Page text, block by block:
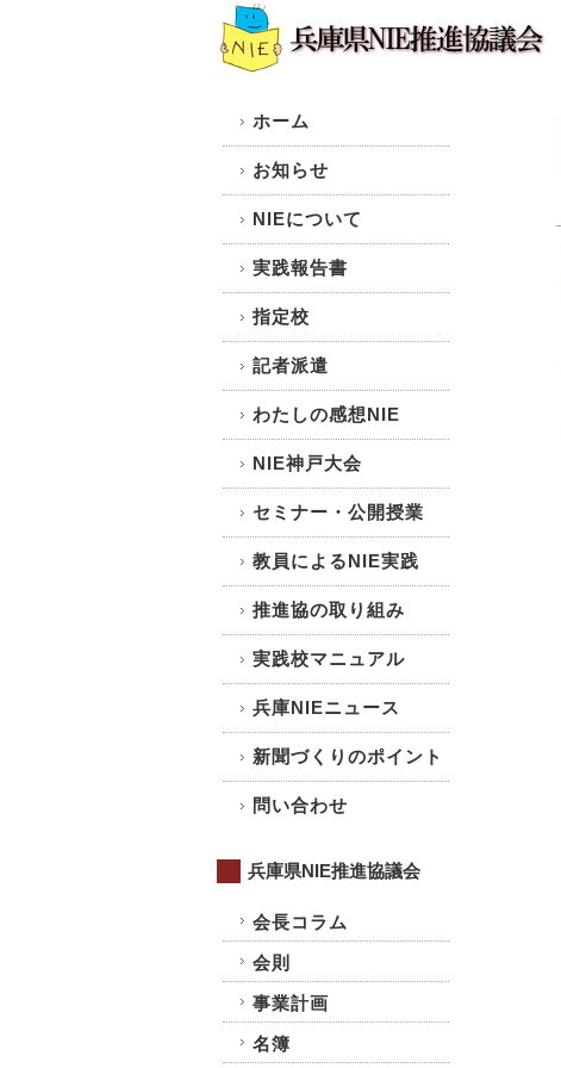
ホーム
お知らせ
NIEについて
実践報告書
指定校
記者派遣
わたしの感想NIE
NIE神戸大会
セミナー・公開授業
教員によるNIE実践
推進協の取り組み
実践校マニュアル
兵庫NIEニュース
新聞づくりのポイント
問い合わせ
兵庫県NIE推進協議会
会長コラム
会則
事業計画
名簿